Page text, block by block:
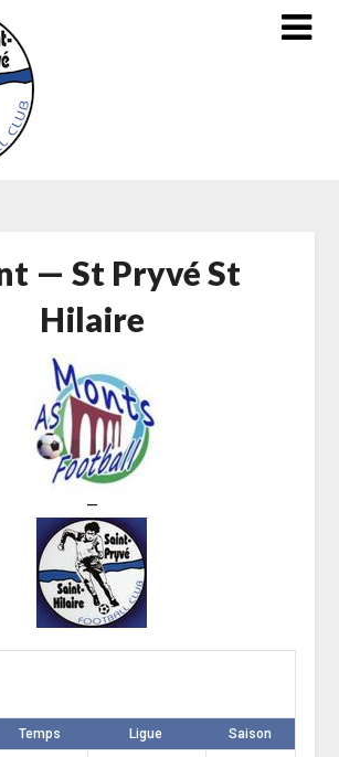
— St Pryvé St
Hilaire
—
Temps Ligue Saison